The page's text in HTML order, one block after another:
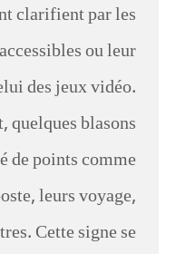
clarifient par les
ou leur
des jeux vidéo.
quelques blasons
de points comme
leurs voyage,
Cette signe se